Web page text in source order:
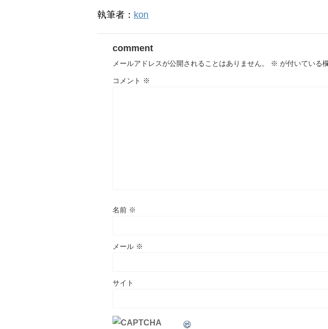
執筆者： kon
comment
メールアドレスが公開されることはありません。 ※ が付いている
コメント ※
名前 ※
メール ※
サイト